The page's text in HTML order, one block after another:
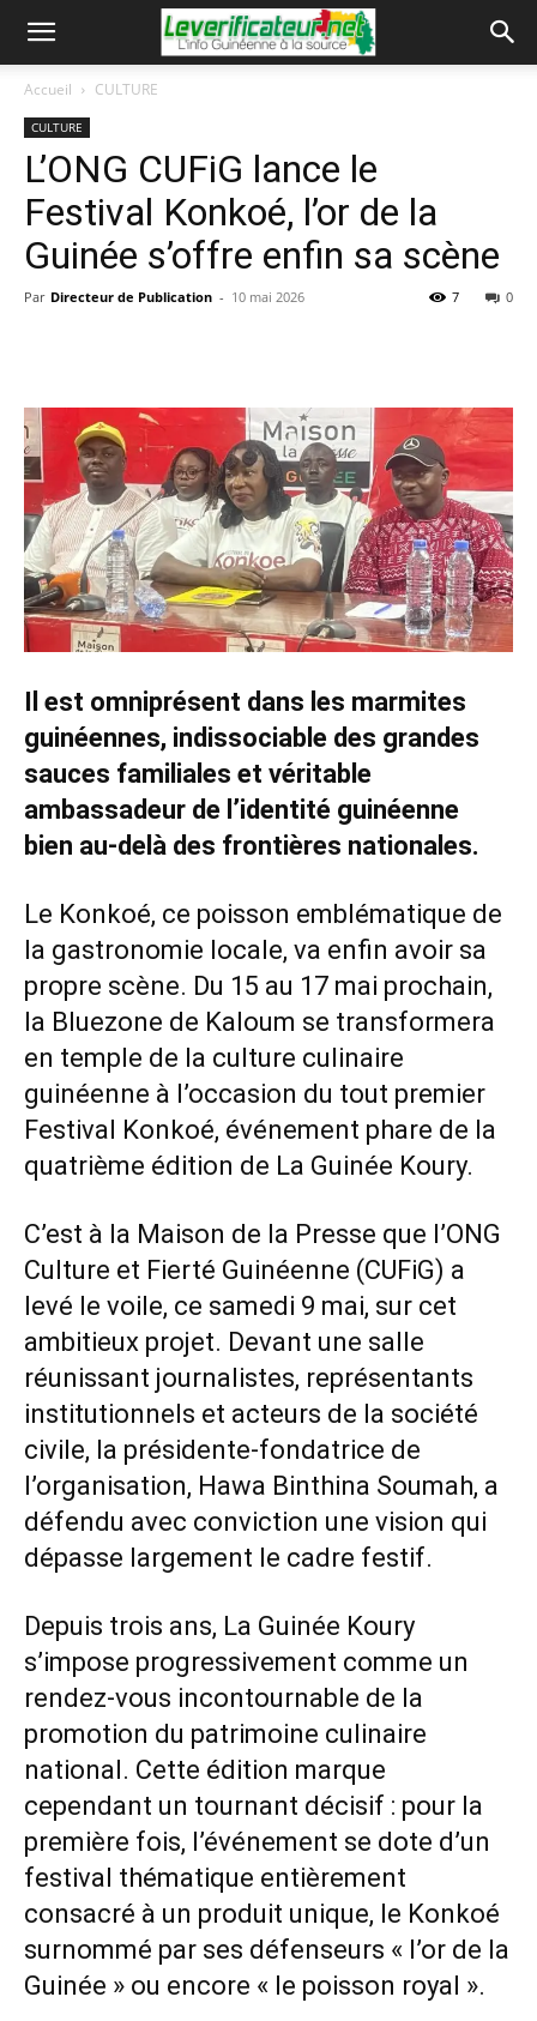
Accueil CULTURE
CULTURE
L’ONG CUFiG lance le
Festival Konkoé, l’or de la
Guinée s’offre enfin sa scène
Par Directeur de Publication - 10 mai 2026 0
7
Il est omniprésent dans les marmites
guinéennes, indissociable des grandes
sauces familiales et véritable
ambassadeur de l’identité guinéenne
bien au-delà des frontières nationales.
Le Konkoé, ce poisson emblématique de
la gastronomie locale, va enfin avoir sa
propre scène. Du 15 au 17 mai prochain,
la Bluezone de Kaloum se transformera
en temple de la culture culinaire
guinéenne à l’occasion du tout premier
Festival Konkoé, événement phare de la
quatrième édition de La Guinée Koury.
C’est à la Maison de la Presse que l’ONG
Culture et Fierté Guinéenne (CUFiG) a
levé le voile, ce samedi 9 mai, sur cet
ambitieux projet. Devant une salle
réunissant journalistes, représentants
institutionnels et acteurs de la société
civile, la présidente-fondatrice de
l’organisation, Hawa Binthina Soumah, a
défendu avec conviction une vision qui
dépasse largement le cadre festif.
Depuis trois ans, La Guinée Koury
s’impose progressivement comme un
rendez-vous incontournable de la
promotion du patrimoine culinaire
national. Cette édition marque
cependant un tournant décisif : pour la
première fois, l’événement se dote d’un
festival thématique entièrement
consacré à un produit unique, le Konkoé
surnommé par ses défenseurs « l’or de la
Guinée » ou encore « le poisson royal ».